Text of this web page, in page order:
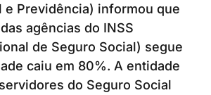
e Previdência) informou que
agências do INSS
de Seguro Social) segue
caiu em 80%. A entidade
do Seguro Social